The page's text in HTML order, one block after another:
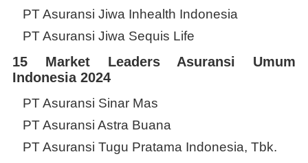
PT Asuransi Jiwa Inhealth Indonesia
PT Asuransi Jiwa Sequis Life
15 Market Leaders Asuransi Umum
Indonesia 2024
PT Asuransi Sinar Mas
PT Asuransi Astra Buana
PT Asuransi Tugu Pratama Indonesia, Tbk.